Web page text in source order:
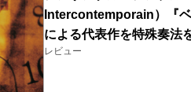
Intercontemporain）『
による代表作を特殊奏法
レビュー